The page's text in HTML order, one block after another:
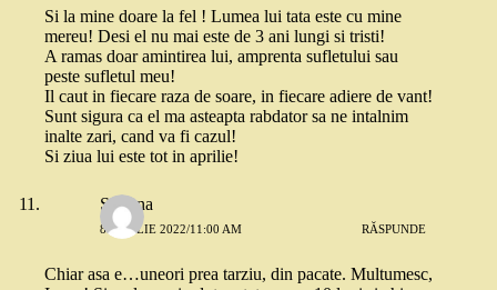
Si la mine doare la fel ! Lumea lui tata este cu mine
mereu! Desi el nu mai este de 3 ani lungi si tristi!
A ramas doar amintirea lui, amprenta sufletului sau
peste sufletul meu!
Il caut in fiecare raza de soare, in fiecare adiere de vant!
Sunt sigura ca el ma asteapta rabdator sa ne intalnim
inalte zari, cand va fi cazul!
Si ziua lui este tot in aprilie!
Simona
8 APRILIE 2022/11:00 AM RĂSPUNDE
Chiar asa e…uneori prea tarziu, din pacate. Multumesc,